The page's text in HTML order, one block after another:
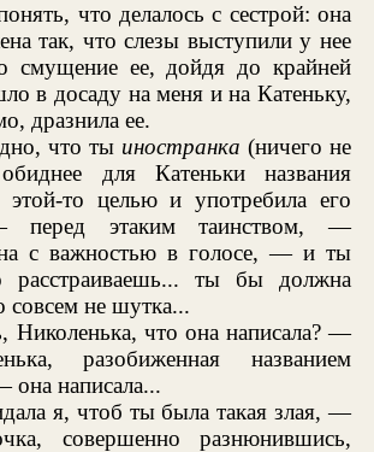
что делалось с сестрой: она
так, что слезы выступили у нее
смущение ее, дойдя до крайней
в досаду на меня и на Катеньку,
дразнила ее.
что ты иностранка (ничего не
для Катеньки названия
этой-то целью и употребила его
перед этаким таинством, —
с важностью в голосе, — и ты
расстраиваешь... ты бы должна
совсем не шутка...
что она написала? —
разобиженная названием
она написала...
я, чтоб ты была такая злая, —
совершенно разнюнившись,